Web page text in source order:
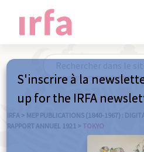
IRFA > MEP PUBLICATIONS (1840-1967) :
RAPPORT ANNUEL 1921 > TOKYO
S'inscrire à la
up for the IRFA